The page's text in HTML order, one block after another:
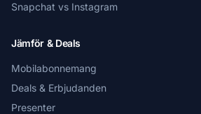
Snapchat vs Instagram
Jämför & Deals
Mobilabonnemang
Deals & Erbjudanden
Presenter